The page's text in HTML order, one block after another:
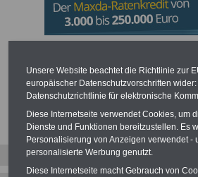
Fachstelle
(beim
Lahn) in
Unsere Website beachtet die Richtlinie zur
europäischer Datenschutzvorschriften
Datenschutzrichtlinie für elektronische
Diese Internetseite verwendet Cookies, um
Dienste und Funktionen bereitzustellen. Es
Personalisierung von Anzeigen verwendet
personalisierte Werbung genutzt.
Diese Internetseite macht Gebrauch von